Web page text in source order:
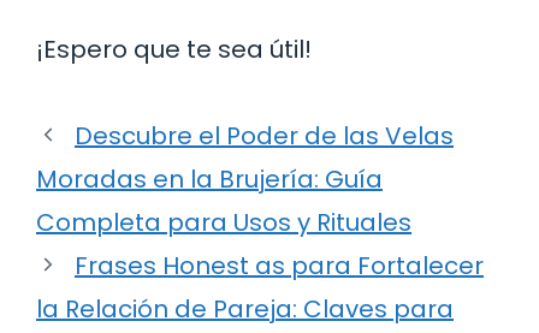
¡Espero que te sea útil!
Descubre el Poder de las Velas
Moradas en la Brujería: Guía
Completa para Usos y Rituales
Frases Honest as para Fortalecer
la Relación de Pareja: Claves para